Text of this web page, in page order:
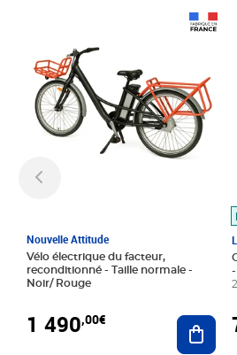
Nouvelle Attitude
Vélo électrique du facteur,
reconditionné - Taille normale -
Noir/ Rouge
1 490,00€